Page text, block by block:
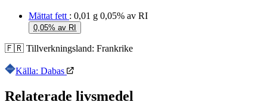
Mättat fett : 0,01 g 0,05% av RI
0,05% av RI
🇫🇷 Tillverkningsland: Frankrike
Källa: Dabas
Relaterade livsmedel